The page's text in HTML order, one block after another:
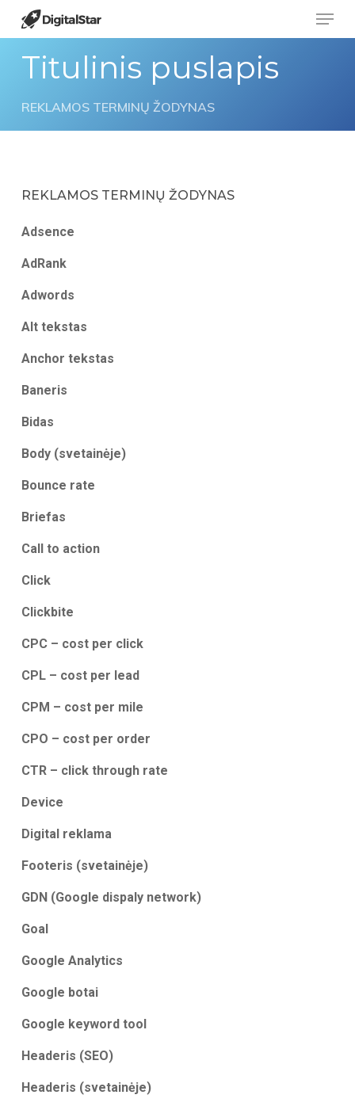
to
main
Menu
Titulinis puslapis
REKLAMOS TERMINŲ ŽODYNAS
REKLAMOS TERMINŲ ŽODYNAS
Adsence
AdRank
Adwords
Alt tekstas
Anchor tekstas
Baneris
Bidas
Body (svetainėje)
Bounce rate
Briefas
Call to action
Click
Clickbite
CPC – cost per click
CPL – cost per lead
CPM – cost per mile
CPO – cost per order
CTR – click through rate
Device
Digital reklama
Footeris (svetainėje)
GDN (Google dispaly network)
Goal
Google Analytics
Google botai
Google keyword tool
Headeris (SEO)
Headeris (svetainėje)